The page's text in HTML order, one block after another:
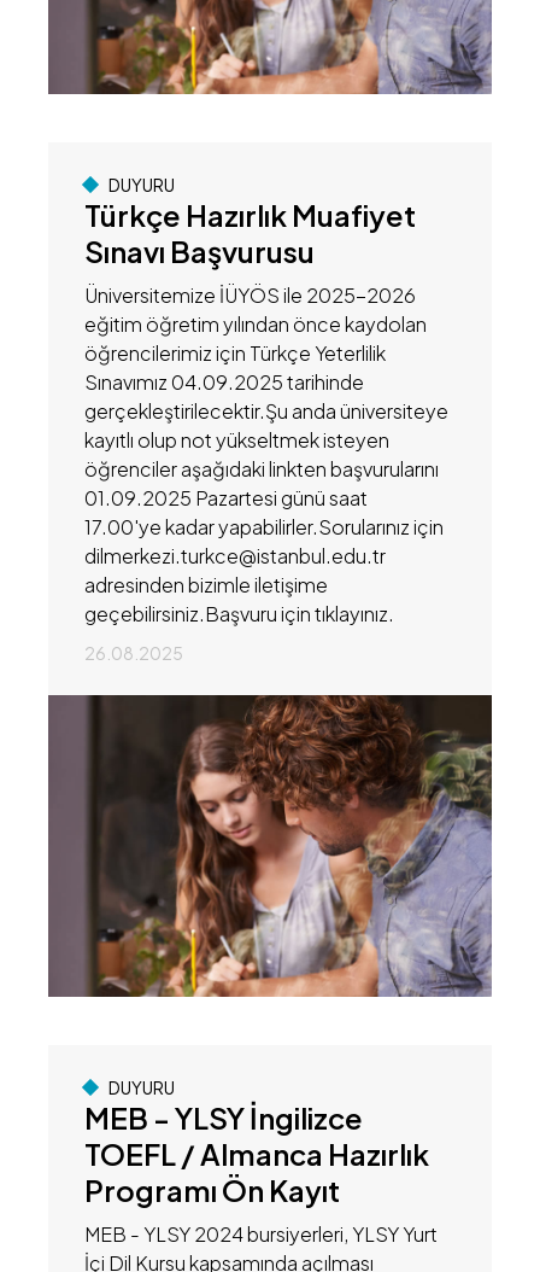
DUYURU
Türkçe Hazırlık Muafiyet
Sınavı Başvurusu
Üniversitemize İÜYÖS ile 2025-2026
eğitim öğretim yılından önce kaydolan
öğrencilerimiz için Türkçe Yeterlilik
Sınavımız 04.09.2025 tarihinde
gerçekleştirilecektir.Şu anda üniversiteye
kayıtlı olup not yükseltmek isteyen
öğrenciler aşağıdaki linkten başvurularını
01.09.2025 Pazartesi günü saat
17.00'ye kadar yapabilirler.Sorularınız için
dilmerkezi.turkce@istanbul.edu.tr
adresinden bizimle iletişime
geçebilirsiniz.Başvuru için tıklayınız.
26.08.2025
DUYURU
MEB - YLSY İngilizce
TOEFL / Almanca Hazırlık
Programı Ön Kayıt
MEB - YLSY 2024 bursiyerleri, YLSY Yurt
İçi Dil Kursu kapsamında açılması